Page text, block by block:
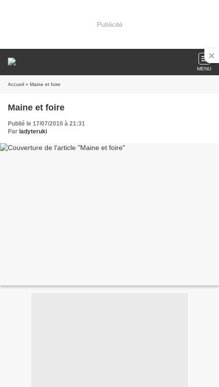
Publicité
MENU
Accueil » Maine et foire
Maine et foire
Publié le 17/07/2010 à 21:31
Par ladyteruki